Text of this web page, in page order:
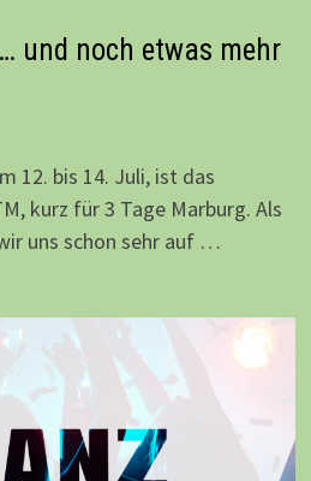
und noch etwas mehr
12. bis 14. Juli, ist das
kurz für 3 Tage Marburg. Als
uns schon sehr auf …